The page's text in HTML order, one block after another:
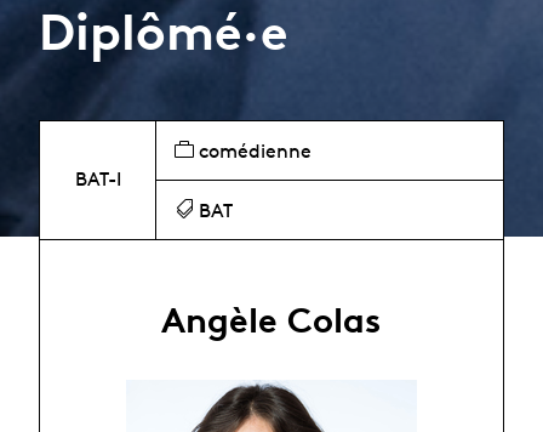
Diplômé·e
BAT-I
comédienne
BAT
Angèle Colas